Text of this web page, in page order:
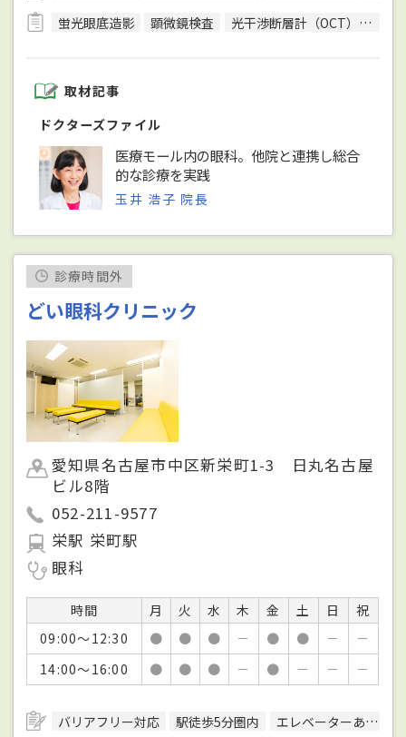
蛍光眼底造影
顕微鏡検査 光干渉断層計（OCT）検査
取材記事
ドクターズファイル
医療モール内の眼科。他院と連携し総合
的な診療を実践
玉井 浩子 院長
診療時間外
どい眼科クリニック
愛知県名古屋市中区新栄町1-3 日丸名古屋
ビル8階
052-211-9577
栄駅 栄町駅
眼科
時間 月 火 水 木 金 土 日
祝
09:00～12:30
● ● ● － ● ● －
－
14:00～16:00
● ● ● － ● － － －
バリアフリー対応 駅徒歩5分圏内 エレベーターあり